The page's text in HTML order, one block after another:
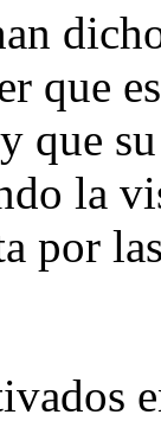
que
que
la
por